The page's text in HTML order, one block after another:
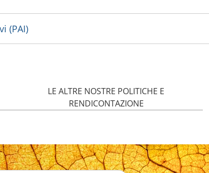
(PAI)
LE ALTRE NOSTRE POLITICHE E
RENDICONTAZIONE